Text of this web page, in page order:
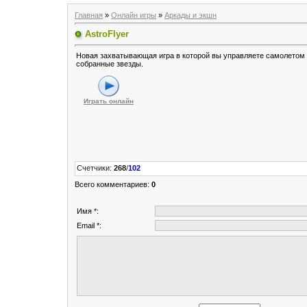
Главная » Онлайн игры » Аркады и экшн
AstroFlyer
Новая захватывающая игра в которой вы управляете
собранные звезды.
Играть онлайн
Счетчики: 268/102
Всего комментариев: 0
Имя *:
Email *: